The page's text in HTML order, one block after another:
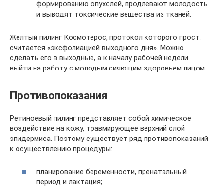
формированию опухолей, продлевают молодость
и выводят токсические вещества из тканей.
Желтый пилинг Космотерос, протокол которого прост,
считается «эксфолиацией выходного дня». Можно
сделать его в выходные, а к началу рабочей недели
выйти на работу с молодым сияющим здоровьем лицом.
Противопоказания
Ретиноевый пилинг представляет собой химическое
воздействие на кожу, травмирующее верхний слой
эпидермиса. Поэтому существует ряд противопоказаний
к осуществлению процедуры:
планирование беременности, пренатальный
период и лактация;